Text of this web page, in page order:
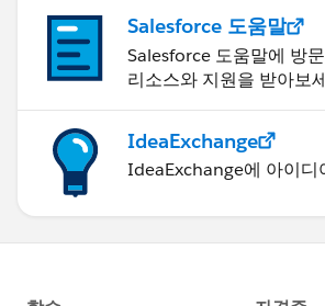
Salesforce 도움말
Salesforce 도움말에 방
리소스와 지원을 받아보
IdeaExchange
IdeaExchange에 아이디